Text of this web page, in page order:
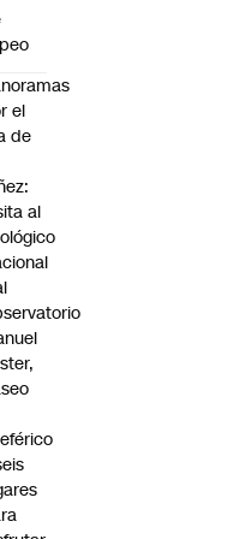
el
de
al